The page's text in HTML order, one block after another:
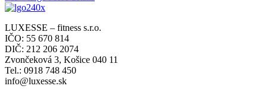
LUXESSE – fitness s.r.o.
IČO: 55 670 814
DIČ: 212 206 2074
Zvončeková 3, Košice 040 11
Tel.: 0918 748 450
info@luxesse.sk